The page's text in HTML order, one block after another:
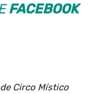
FACEBOOK
Circo Místico